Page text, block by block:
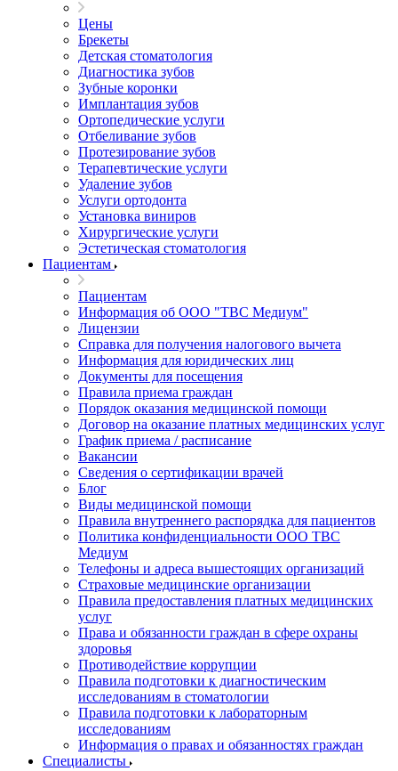
Цены
Брекеты
Детская стоматология
Диагностика зубов
Зубные коронки
Имплантация зубов
Ортопедические услуги
Отбеливание зубов
Протезирование зубов
Терапевтические услуги
Удаление зубов
Услуги ортодонта
Установка виниров
Хирургические услуги
Эстетическая стоматология
Пациентам
Пациентам
Информация об ООО "ТВС Медиум"
Лицензии
Справка для получения налогового вычета
Информация для юридических лиц
Документы для посещения
Правила приема граждан
Порядок оказания медицинской помощи
Договор на оказание платных медицинских услуг
График приема / расписание
Вакансии
Сведения о сертификации врачей
Блог
Виды медицинской помощи
Правила внутреннего распорядка для пациентов
Политика конфиденциальности ООО ТВС
Медиум
Телефоны и адреса вышестоящих организаций
Страховые медицинские организации
Правила предоставления платных медицинских
услуг
Права и обязанности граждан в сфере охраны
здоровья
Противодействие коррупции
Правила подготовки к диагностическим
исследованиям в стоматологии
Правила подготовки к лабораторным
исследованиям
Информация о правах и обязанностях граждан
Специалисты